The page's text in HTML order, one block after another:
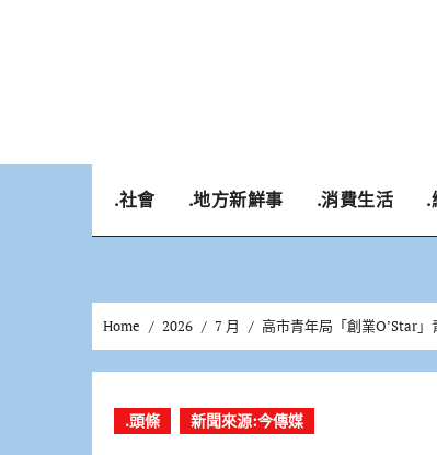
.社會 .地方新鮮事 .消費生活 .
Home 2026 7 月 高市青年局「創業O’Star
.頭條 新聞來源:今傳媒